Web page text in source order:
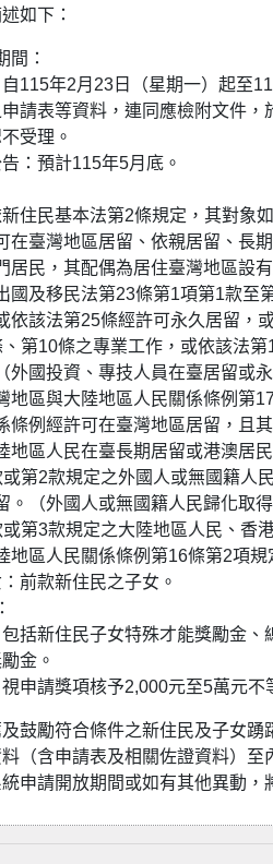
如下：
間：
115年2月23日（星期一）起至
請表等資料，連同應檢附文件
受理。
：預計115年5月底。
住民基本法第2條規定，其對象如
在臺灣地區居留、依親居留、長
居民，其配偶為居住臺灣地區設
國及移民法第23條第1項第1款至
依該法第25條經許可永久居留，
、第10條之專業工作，或依該法
外國投資、專技人員在臺居留或永
地區與大陸地區人民關係條例第
條例經許可在臺灣地區居留，且
地區人民在臺長期居留或港澳居
或第2款規定之外國人或無國籍人
。（外國人或無國籍人民歸化取得
或第3款規定之大陸地區人民、香
地區人民關係條例第16條第2項
前款新住民之子女。
括新住民子女特殊才能獎勵金
金。
申請獎項核予2,000元至5萬元不
鼓勵符合條件之新住民及子女
（含申請表及相關佐證資料）
申請開放期間或如有其他異動，